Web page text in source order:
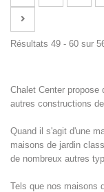
Résultats 49 - 60 sur
Chalet Center
autres constructions
Quand il s'agit d'une
maisons de jardin
de nombreux autres
Tels que nos maisons